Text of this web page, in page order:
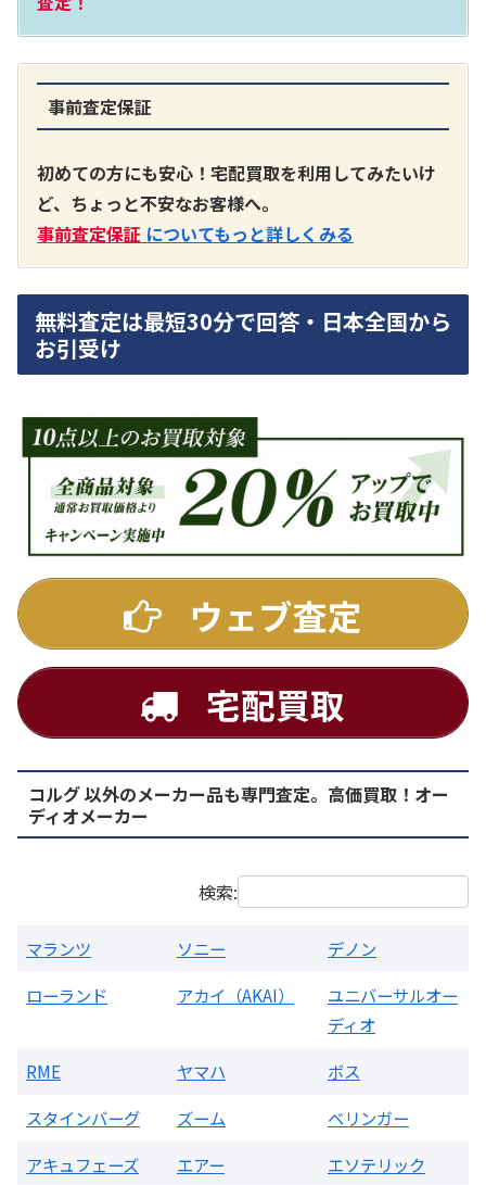
A3300 真空管プリアンプ
買取価格：お問合せください
SONY
DA7000ES アンプ
買取価格：お問合せください
DENON
PMA-1500AE プリメインアンプ
買取価格：お問合せください
事前査定保証
初めての方にも安心！宅配買取を利用してみたいけ
ど、ちょっと不安なお客様へ。
事前査定保証 についてもっと詳しくみる
無料査定は最短30分で回答・日本全国から
お引受け
ウェブ査定
宅配買取
コルグ 以外のメーカー品も専門査定。高価買取！オー
ディオメーカー
検索:
マランツ ソニー
デノン
ローランド
アカイ（AKAI）
ユニバーサルオー
ディオ
RME
ヤマハ
ボス
スタインバーグ
ズーム
ベリンガー
アキュフェーズ
エアー
エソテリック